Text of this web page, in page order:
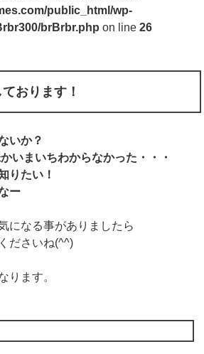
public_html/wp-
brBrbr.php on line26
おります！
いか？
いまいちわからなかった・・・
りたい！
ー
になる事がありましたら
ださいね(^^)
ります。